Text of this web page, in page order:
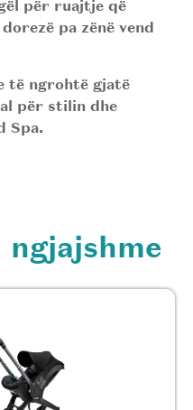
për ruajtje që
pa zënë vend
të ngrohtë gjatë
për stilin dhe
Spa.